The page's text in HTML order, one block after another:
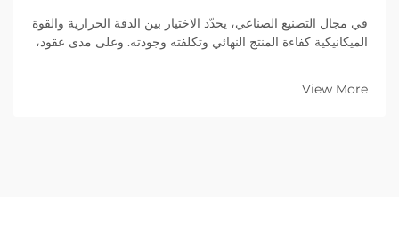
في مجال التصنيع الصناعي، يحدّد الاختيار بين الدقة الحرارية والقوة
الميكانيكية كفاءة المنتج النهائي وتكلفته وجودته. وعلى مدى عقود،
View More